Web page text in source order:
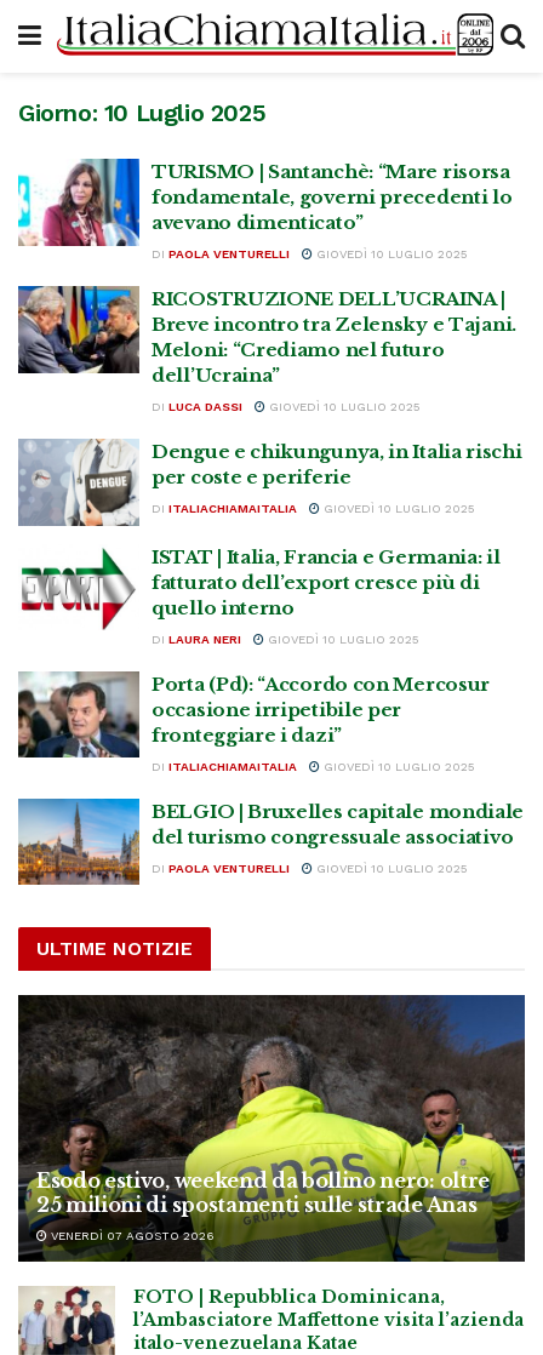
Giorno: 10 Luglio 2025
TURISMO | Santanchè: “Mare risorsa
fondamentale, governi precedenti lo
avevano dimenticato”
DI PAOLA VENTURELLI GIOVEDÌ 10 LUGLIO 2025
RICOSTRUZIONE DELL’UCRAINA |
Breve incontro tra Zelensky e Tajani.
Meloni: “Crediamo nel futuro
dell’Ucraina”
DI LUCA DASSI GIOVEDÌ 10 LUGLIO 2025
Dengue e chikungunya, in Italia rischi
per coste e periferie
DI ITALIACHIAMAITALIA GIOVEDÌ 10 LUGLIO 2025
ISTAT | Italia, Francia e Germania: il
fatturato dell’export cresce più di
quello interno
DI LAURA NERI GIOVEDÌ 10 LUGLIO 2025
Porta (Pd): “Accordo con Mercosur
occasione irripetibile per
fronteggiare i dazi”
DI ITALIACHIAMAITALIA GIOVEDÌ 10 LUGLIO 2025
BELGIO | Bruxelles capitale mondiale
del turismo congressuale associativo
DI PAOLA VENTURELLI GIOVEDÌ 10 LUGLIO 2025
ULTIME NOTIZIE
Esodo estivo, weekend da bollino nero: oltre
25 milioni di spostamenti sulle strade Anas
VENERDÌ 07 AGOSTO 2026
FOTO | Repubblica Dominicana,
l’Ambasciatore Maffettone visita l’azienda
italo-venezuelana Katae